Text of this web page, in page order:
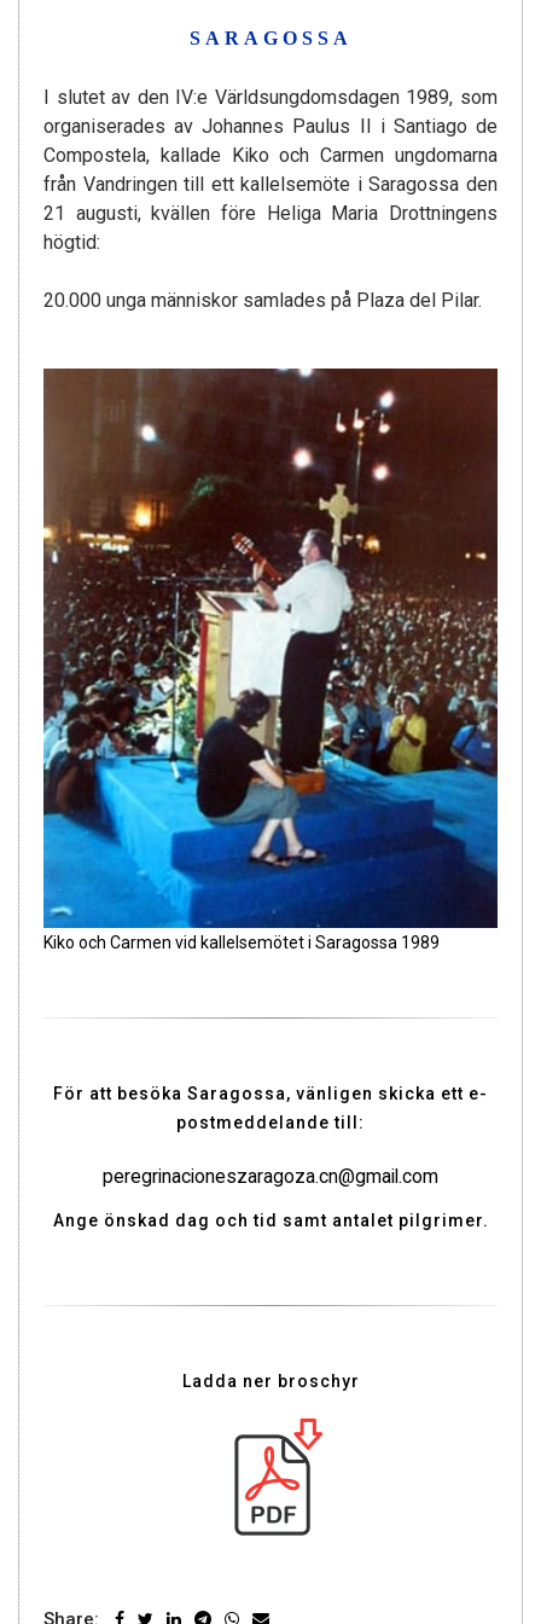
SARAGOSSA
I slutet av den IV:e Världsungdomsdagen 1989, som
organiserades av Johannes Paulus II i Santiago de
Compostela, kallade Kiko och Carmen ungdomarna
från Vandringen till ett kallelsemöte i Saragossa den
21 augusti, kvällen före Heliga Maria Drottningens
högtid:
20.000 unga människor samlades på Plaza del Pilar.
Kiko och Carmen vid kallelsemötet i Saragossa 1989
För att besöka Saragossa, vänligen skicka ett e-
postmeddelande till:
peregrinacioneszaragoza.cn@gmail.com
Ange önskad dag och tid samt antalet pilgrimer.
Ladda ner broschyr
Share: